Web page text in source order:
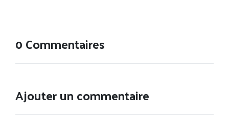
0 Commentaires
Ajouter un commentaire